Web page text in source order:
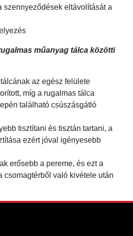
szennyeződések eltávolítását a
műanyag tálca közötti
az egész felülete
míg a rugalmas tálca
található csúszásgátló
tisztítani és tisztán tartani, a
ezért jóval igényesebb
erősebb a pereme, és ezt a
csomagtérből való kivétele után